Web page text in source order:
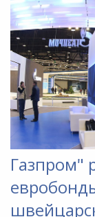
Газпром"